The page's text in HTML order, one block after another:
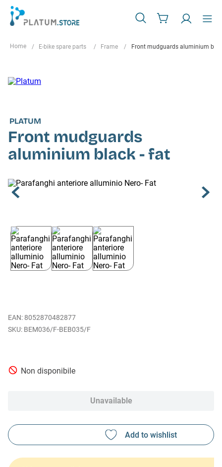
E-bike spare parts Frame Front mudguards aluminium
PLATUM
Front mudguards
aluminium black - fat
EAN: 8052870482877
BEM036/F-BEB035/F
Non disponibile
Unavailable